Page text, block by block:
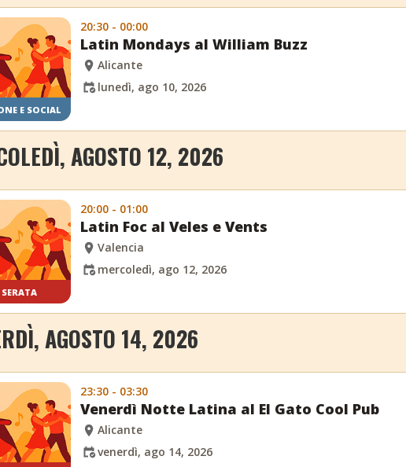
E SOCIAL
20:30 - 00:00
Latin Mondays al William Buzz
Alicante
lunedì, ago 10, 2026
AGOSTO 12, 2026
SERATA
20:00 - 01:00
Latin Foc al Veles e Vents
Valencia
mercoledì, ago 12, 2026
AGOSTO 14, 2026
23:30 - 03:30
Venerdì Notte Latina al El Gato Cool Pub
Alicante
venerdì, ago 14, 2026